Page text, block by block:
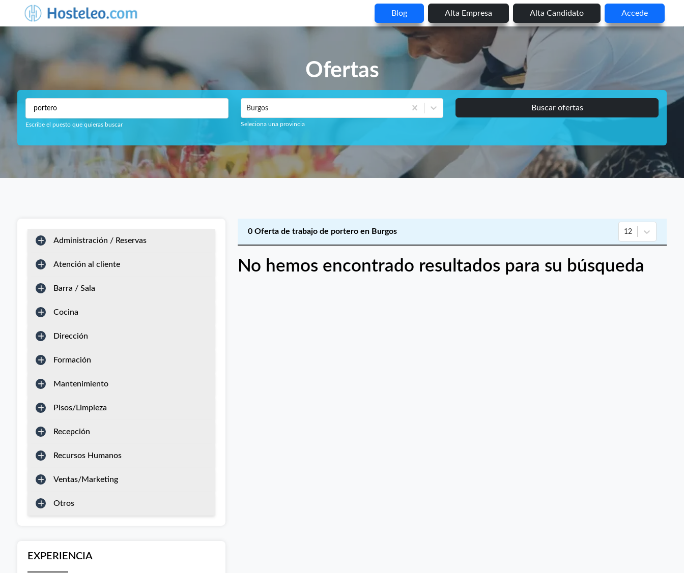
Blog Alta Empresa Alta Candidato Accede
Ofertas
Escribe el puesto que quieras buscar
Burgos
Seleciona una provincia
Buscar ofertas
Administración / Reservas
Atención al cliente
Barra / Sala
Cocina
Dirección
Formación
Mantenimiento
Pisos/Limpieza
Recepción
Recursos Humanos
Ventas/Marketing
Otros
EXPERIENCIA
0 Oferta de trabajo de portero en Burgos 12
No hemos encontrado resultados para su búsqueda